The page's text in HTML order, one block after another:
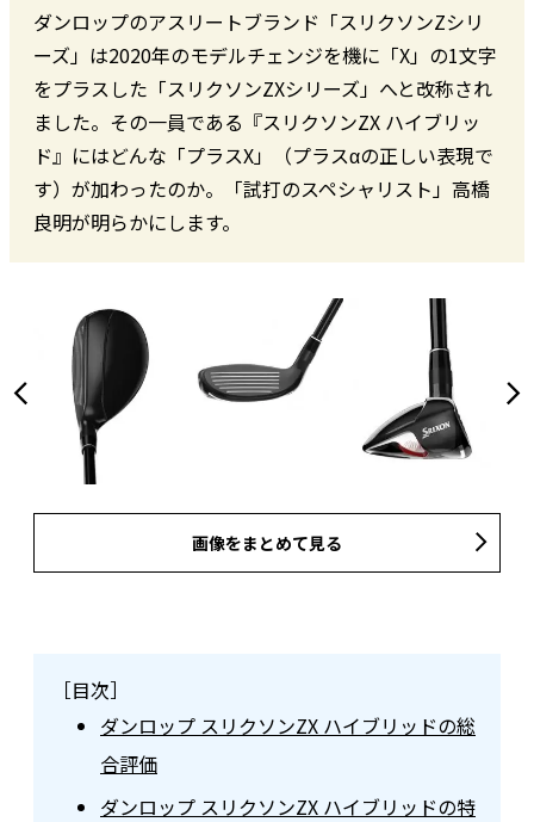
ダンロップのアスリートブランド「スリクソンZシリ
ーズ」は2020年のモデルチェンジを機に「X」の1文字
をプラスした「スリクソンZXシリーズ」へと改称され
ました。その一員である『スリクソンZX ハイブリッ
ド』にはどんな「プラスX」（プラスαの正しい表現で
す）が加わったのか。「試打のスペシャリスト」高橋
良明が明らかにします。
画像をまとめて見る
［目次］
ダンロップ スリクソンZX ハイブリッドの総
合評価
ダンロップ スリクソンZX ハイブリッドの特